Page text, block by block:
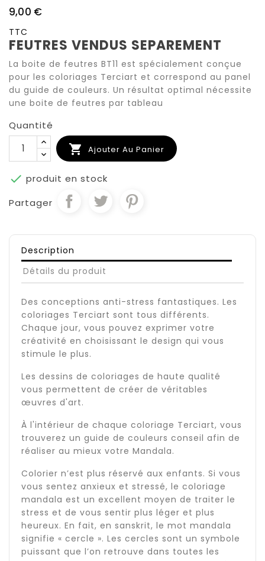
9,00 €
TTC
FEUTRES VENDUS SEPAREMENT
La boite de feutres BT11 est spécialement conçue
pour les coloriages Terciart et correspond au panel
du guide de couleurs. Un résultat optimal nécessite
une boite de feutres par tableau
Quantité
 Ajouter Au Panier
 produit en stock
Partager
Description
Détails du produit
Des conceptions anti-stress fantastiques. Les
coloriages Terciart sont tous différents.
Chaque jour, vous pouvez exprimer votre
créativité en choisissant le design qui vous
stimule le plus.
Les dessins de coloriages de haute qualité
vous permettent de créer de véritables
œuvres d'art.
À l'intérieur de chaque coloriage Terciart, vous
trouverez un guide de couleurs conseil afin de
réaliser au mieux votre Mandala.
Colorier n’est plus réservé aux enfants. Si vous
vous sentez anxieux et stressé, le coloriage
mandala est un excellent moyen de traiter le
stress et de vous sentir plus léger et plus
heureux. En fait, en sanskrit, le mot mandala
signifie « cercle ». Les cercles sont un symbole
puissant que l’on retrouve dans toutes les